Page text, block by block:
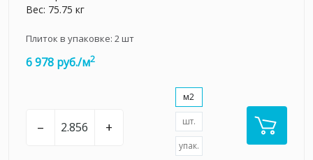
Вес: 75.75 кг
Плиток в упаковке: 2шт
6 978 руб./м2
– +
м2
шт.
упак.